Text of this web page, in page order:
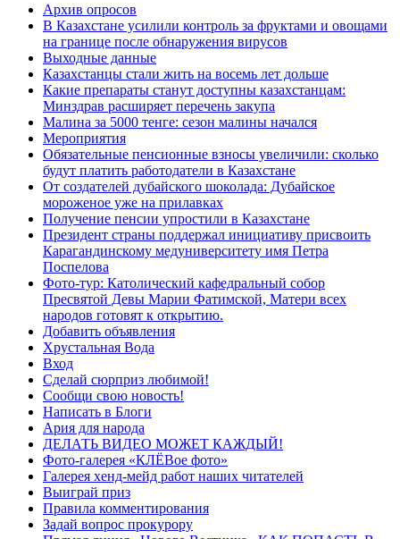
Архив опросов
В Казахстане усилили контроль за фруктами и овощами
на границе после обнаружения вирусов
Выходные данные
Казахстанцы стали жить на восемь лет дольше
Какие препараты станут доступны казахстанцам:
Минздрав расширяет перечень закупа
Малина за 5000 тенге: сезон малины начался
Мероприятия
Обязательные пенсионные взносы увеличили: сколько
будут платить работодатели в Казахстане
От создателей дубайского шоколада: Дубайское
мороженое уже на прилавках
Получение пенсии упростили в Казахстане
Президент страны поддержал инициативу присвоить
Карагандинскому медуниверситету имя Петра
Поспелова
Фото-тур: Католический кафедральный собор
Пресвятой Девы Марии Фатимской, Матери всех
народов готовят к открытию.
Добавить объявления
Хрустальная Вода
Вход
Сделай сюрприз любимой!
Сообщи свою новость!
Написать в Блоги
Ария для народа
ДЕЛАТЬ ВИДЕО МОЖЕТ КАЖДЫЙ!
Фото-галерея «КЛЁВое фото»
Галерея хенд-мейд работ наших читателей
Выиграй приз
Правила комментирования
Задай вопрос прокурору